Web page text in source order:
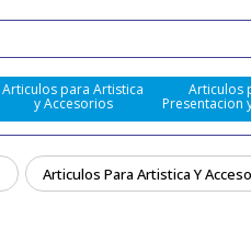
Articulos para Artistica
y Accesorios
Articulos
Presentacion
Articulos Para Artistica Y